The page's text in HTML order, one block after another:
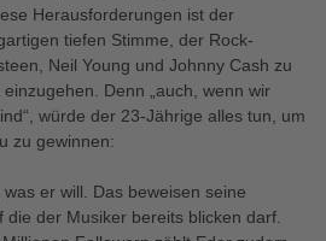
Herausforderungen ist der
tiefen Stimme, der Rock-
Neil Young und Johnny Cash zu
Denn „auch, wenn wir
würde der 23-Jährige alles tun, um
zu gewinnen:
er will. Das beweisen seine
die der Musiker bereits blicken darf.